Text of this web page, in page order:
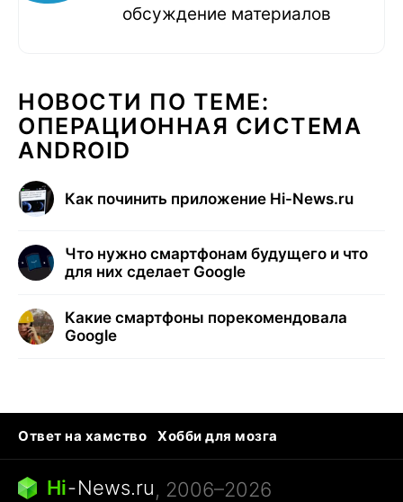
обсуждение материалов
НОВОСТИ ПО ТЕМЕ:
ОПЕРАЦИОННАЯ СИСТЕМА
ANDROID
Как починить приложение Hi-News.ru
Что нужно смартфонам будущего и что
для них сделает Google
Какие смартфоны порекомендовала
Google
Ответ на хамство
Хобби для мозга
Бензин 100 и 95
Тунцы в океанариуме
Следующая пандемия
Hi-News.ru, 2006–2026